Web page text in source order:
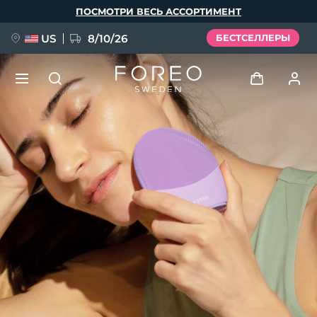
ПОСМОТРИ ВЕСЬ АССОРТИМЕНТ
US 8/10/26 БЕСТСЕЛЛЕРЫ
Профиль пользователя
Мои приборы
Мои заказы
Мои адреса
Мои подписки
НОВИНКА
FAQ™ Pure Beauty-Tech Elixir
BREAKING NEWS
issa™ Teeth Whitening Set
Язык
English Deutsch
Español
Français
Italiano
Português
Svenska
Русский
Türkçe
简体中文 繁體中文